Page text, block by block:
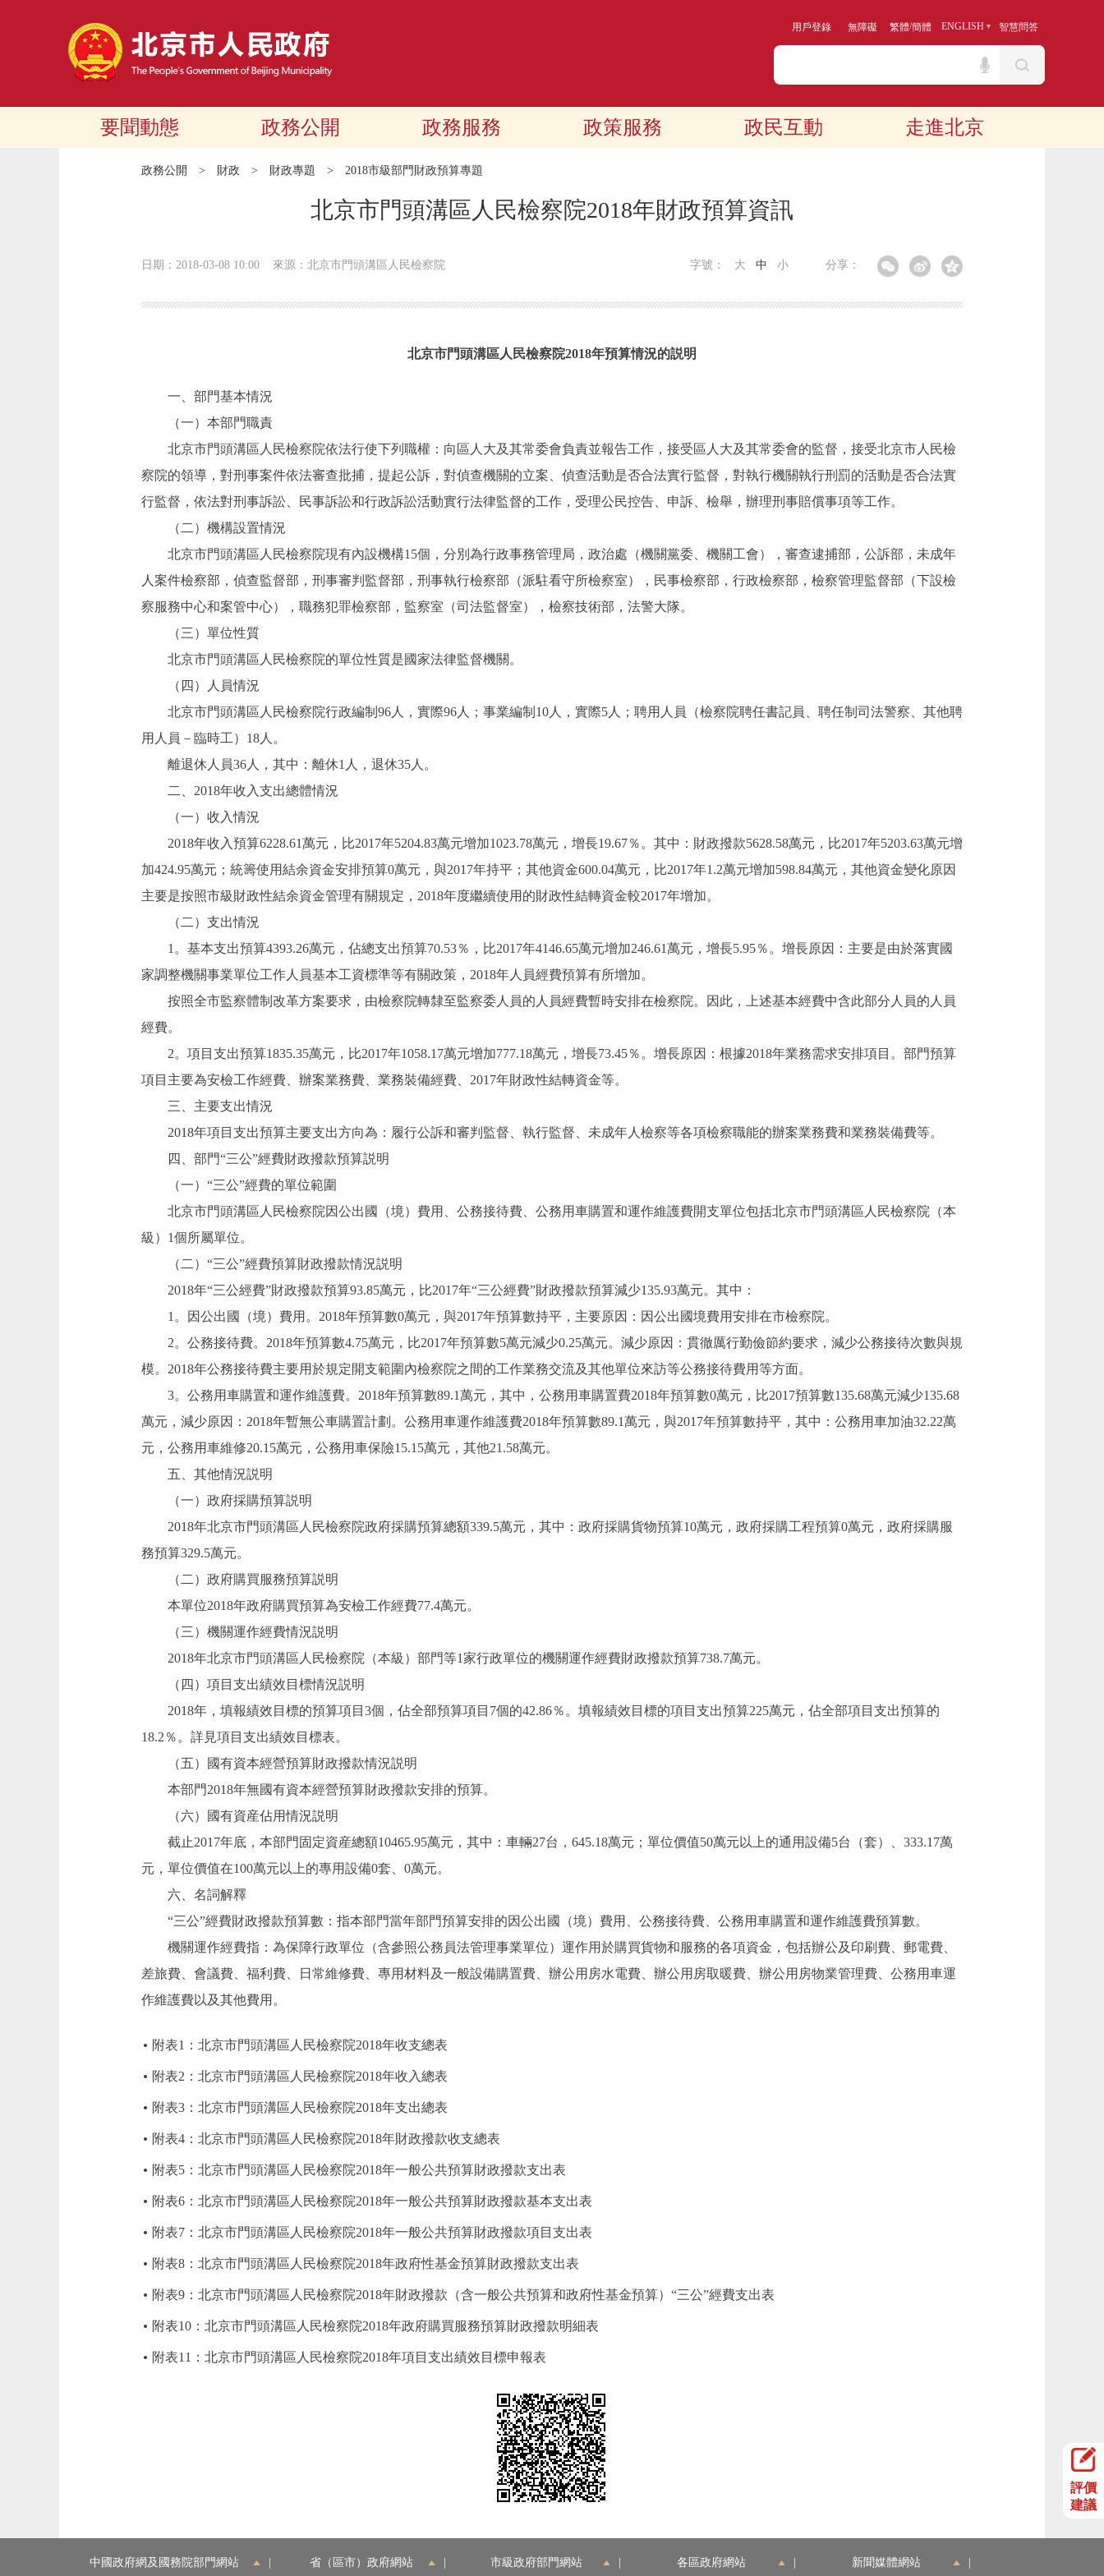
用戶登錄 無障礙 繁體/簡體 ENGLISH 智慧問答
要聞動態 政務公開 政務服務 政策服務 政民互動 走進北京
政務公開 > 財政 > 財政專題 > 2018市級部門財政預算專題
北京市門頭溝區人民檢察院2018年財政預算資訊
日期：2018-03-08 10:00 來源：北京市門頭溝區人民檢察院 分享：
字號： 大 中 小
北京市門頭溝區人民檢察院2018年預算情況的説明
一、部門基本情況
（一）本部門職責
北京市門頭溝區人民檢察院依法行使下列職權：向區人大及其常委會負責並報告工作，接受區人大及其常委會的監督，接受北京市人民檢
察院的領導，對刑事案件依法審查批捕，提起公訴，對偵查機關的立案、偵查活動是否合法實行監督，對執行機關執行刑罰的活動是否合法實
行監督，依法對刑事訴訟、民事訴訟和行政訴訟活動實行法律監督的工作，受理公民控告、申訴、檢舉，辦理刑事賠償事項等工作。
（二）機構設置情況
北京市門頭溝區人民檢察院現有內設機構15個，分別為行政事務管理局，政治處（機關黨委、機關工會），審查逮捕部，公訴部，未成年
人案件檢察部，偵查監督部，刑事審判監督部，刑事執行檢察部（派駐看守所檢察室），民事檢察部，行政檢察部，檢察管理監督部（下設檢
察服務中心和案管中心），職務犯罪檢察部，監察室（司法監督室），檢察技術部，法警大隊。
（三）單位性質
北京市門頭溝區人民檢察院的單位性質是國家法律監督機關。
（四）人員情況
北京市門頭溝區人民檢察院行政編制96人，實際96人；事業編制10人，實際5人；聘用人員（檢察院聘任書記員、聘任制司法警察、其他聘
用人員－臨時工）18人。
離退休人員36人，其中：離休1人，退休35人。
二、2018年收入支出總體情況
（一）收入情況
2018年收入預算6228.61萬元，比2017年5204.83萬元增加1023.78萬元，增長19.67％。其中：財政撥款5628.58萬元，比2017年5203.63萬元增
加424.95萬元；統籌使用結余資金安排預算0萬元，與2017年持平；其他資金600.04萬元，比2017年1.2萬元增加598.84萬元，其他資金變化原因
主要是按照市級財政性結余資金管理有關規定，2018年度繼續使用的財政性結轉資金較2017年增加。
（二）支出情況
1。基本支出預算4393.26萬元，佔總支出預算70.53％，比2017年4146.65萬元增加246.61萬元，增長5.95％。增長原因：主要是由於落實國
家調整機關事業單位工作人員基本工資標準等有關政策，2018年人員經費預算有所增加。
按照全市監察體制改革方案要求，由檢察院轉隸至監察委人員的人員經費暫時安排在檢察院。因此，上述基本經費中含此部分人員的人員
經費。
2。項目支出預算1835.35萬元，比2017年1058.17萬元增加777.18萬元，增長73.45％。增長原因：根據2018年業務需求安排項目。部門預算
項目主要為安檢工作經費、辦案業務費、業務裝備經費、2017年財政性結轉資金等。
三、主要支出情況
2018年項目支出預算主要支出方向為：履行公訴和審判監督、執行監督、未成年人檢察等各項檢察職能的辦案業務費和業務裝備費等。
四、部門“三公”經費財政撥款預算説明
（一）“三公”經費的單位範圍
北京市門頭溝區人民檢察院因公出國（境）費用、公務接待費、公務用車購置和運作維護費開支單位包括北京市門頭溝區人民檢察院（本
級）1個所屬單位。
（二）“三公”經費預算財政撥款情況説明
2018年“三公經費”財政撥款預算93.85萬元，比2017年“三公經費”財政撥款預算減少135.93萬元。其中：
1。因公出國（境）費用。2018年預算數0萬元，與2017年預算數持平，主要原因：因公出國境費用安排在市檢察院。
2。公務接待費。2018年預算數4.75萬元，比2017年預算數5萬元減少0.25萬元。減少原因：貫徹厲行勤儉節約要求，減少公務接待次數與規
模。2018年公務接待費主要用於規定開支範圍內檢察院之間的工作業務交流及其他單位來訪等公務接待費用等方面。
3。公務用車購置和運作維護費。2018年預算數89.1萬元，其中，公務用車購置費2018年預算數0萬元，比2017預算數135.68萬元減少135.68
萬元，減少原因：2018年暫無公車購置計劃。公務用車運作維護費2018年預算數89.1萬元，與2017年預算數持平，其中：公務用車加油32.22萬
元，公務用車維修20.15萬元，公務用車保險15.15萬元，其他21.58萬元。
五、其他情況説明
（一）政府採購預算説明
2018年北京市門頭溝區人民檢察院政府採購預算總額339.5萬元，其中：政府採購貨物預算10萬元，政府採購工程預算0萬元，政府採購服
務預算329.5萬元。
（二）政府購買服務預算説明
本單位2018年政府購買預算為安檢工作經費77.4萬元。
（三）機關運作經費情況説明
2018年北京市門頭溝區人民檢察院（本級）部門等1家行政單位的機關運作經費財政撥款預算738.7萬元。
（四）項目支出績效目標情況説明
2018年，填報績效目標的預算項目3個，佔全部預算項目7個的42.86％。填報績效目標的項目支出預算225萬元，佔全部項目支出預算的
18.2％。詳見項目支出績效目標表。
（五）國有資本經營預算財政撥款情況説明
本部門2018年無國有資本經營預算財政撥款安排的預算。
（六）國有資産佔用情況説明
截止2017年底，本部門固定資産總額10465.95萬元，其中：車輛27台，645.18萬元；單位價值50萬元以上的通用設備5台（套）、333.17萬
元，單位價值在100萬元以上的專用設備0套、0萬元。
六、名詞解釋
“三公”經費財政撥款預算數：指本部門當年部門預算安排的因公出國（境）費用、公務接待費、公務用車購置和運作維護費預算數。
機關運作經費指：為保障行政單位（含參照公務員法管理事業單位）運作用於購買貨物和服務的各項資金，包括辦公及印刷費、郵電費、
差旅費、會議費、福利費、日常維修費、專用材料及一般設備購置費、辦公用房水電費、辦公用房取暖費、辦公用房物業管理費、公務用車運
作維護費以及其他費用。
附表1：北京市門頭溝區人民檢察院2018年收支總表
附表2：北京市門頭溝區人民檢察院2018年收入總表
附表3：北京市門頭溝區人民檢察院2018年支出總表
附表4：北京市門頭溝區人民檢察院2018年財政撥款收支總表
附表5：北京市門頭溝區人民檢察院2018年一般公共預算財政撥款支出表
附表6：北京市門頭溝區人民檢察院2018年一般公共預算財政撥款基本支出表
附表7：北京市門頭溝區人民檢察院2018年一般公共預算財政撥款項目支出表
附表8：北京市門頭溝區人民檢察院2018年政府性基金預算財政撥款支出表
附表9：北京市門頭溝區人民檢察院2018年財政撥款（含一般公共預算和政府性基金預算）“三公”經費支出表
附表10：北京市門頭溝區人民檢察院2018年政府購買服務預算財政撥款明細表
附表11：北京市門頭溝區人民檢察院2018年項目支出績效目標申報表
評價
建議
中國政府網及國務院部門網站 省（區市）政府網站 市級政府部門網站 各區政府網站 新聞媒體網站